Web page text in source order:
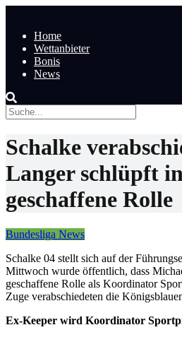
Home
Wettanbieter
Bonis
News
Schalke
Langer schlüpft
geschaffene Rolle
Bundesliga News
Schalke 04 stellt sich auf der
Mittwoch wurde öffentlich, dass
geschaffene Rolle als Koordinator
Zuge verabschiedeten die
Ex-Keeper wird Koordinator